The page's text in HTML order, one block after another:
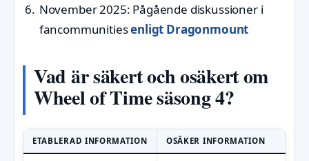
November 2025: Pågående diskussioner i
fancommunitiesenligt Dragonmount
Vad är säkert och osäkert om
Wheel of Time säsong 4?
ETABLERAD INFORMATION OSÄKER INFORMATION